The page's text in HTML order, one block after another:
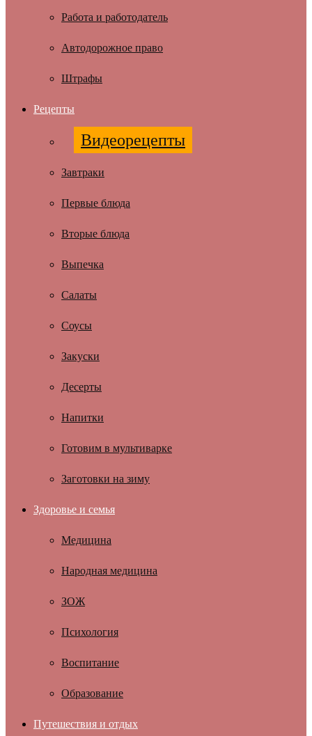
Работа и работодатель
Автодорожное право
Штрафы
Рецепты
Видеорецепты
Завтраки
Первые блюда
Вторые блюда
Выпечка
Салаты
Соусы
Закуски
Десерты
Напитки
Готовим в мультиварке
Заготовки на зиму
Здоровье и семья
Медицина
Народная медицина
ЗОЖ
Психология
Воспитание
Образование
Путешествия и отдых